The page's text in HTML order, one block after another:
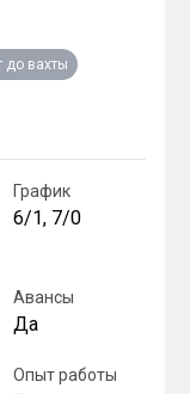
до вахты
График
6/1, 7/0
Авансы
Да
Опыт работы